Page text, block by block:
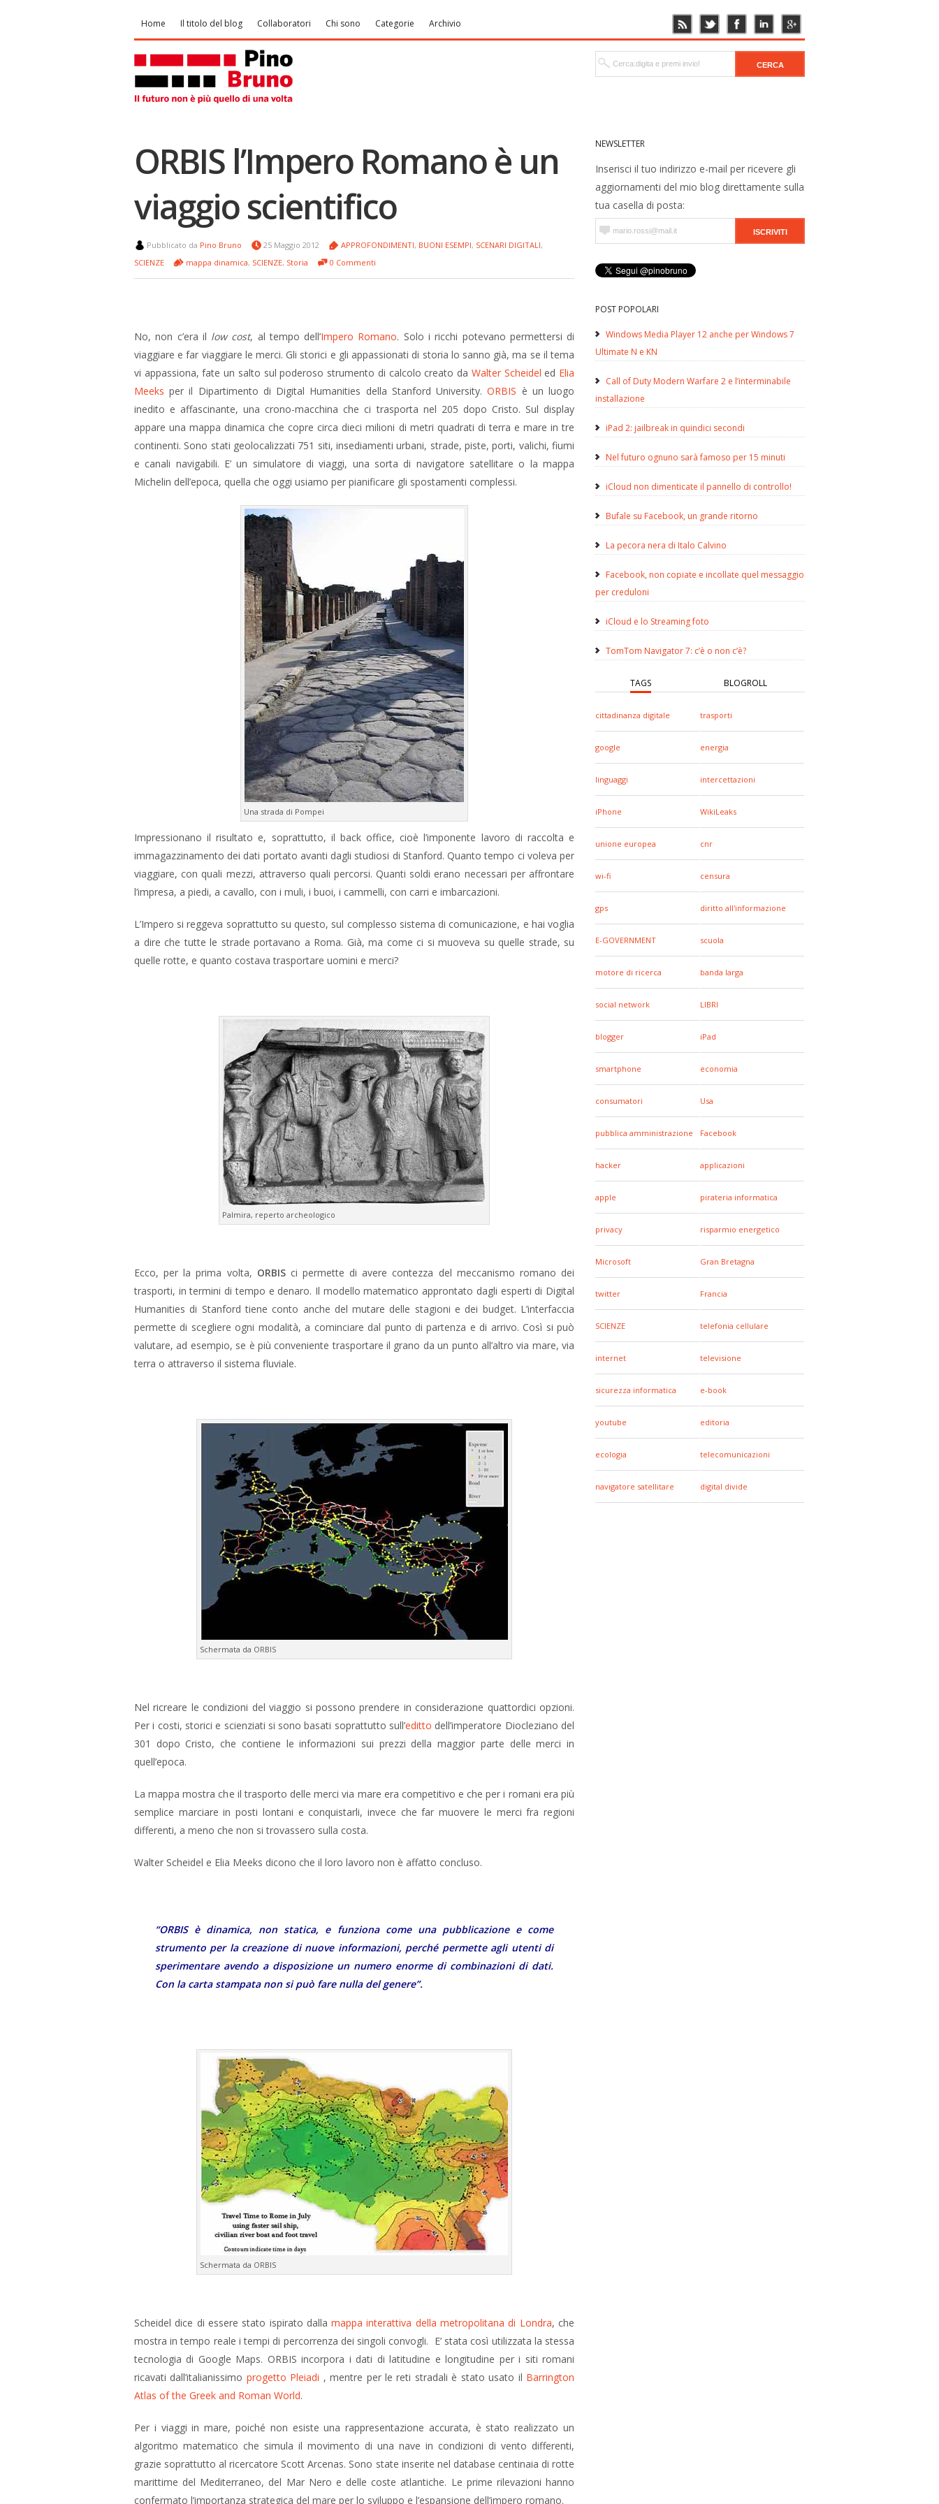
Home Il titolo del blog Collaboratori Chi sono Categorie Archivio
NEWSLETTER
Inserisci il tuo indirizzo e-mail per ricevere gli
aggiornamenti del mio blog direttamente sulla
tua casella di posta:
POST POPOLARI
Windows Media Player 12 anche per Windows 7
Ultimate N e KN
Call of Duty Modern Warfare 2 e l’interminabile
installazione
iPad 2: jailbreak in quindici secondi
Nel futuro ognuno sarà famoso per 15 minuti
iCloud non dimenticate il pannello di controllo!
Bufale su Facebook, un grande ritorno
La pecora nera di Italo Calvino
Facebook, non copiate e incollate quel messaggio
per creduloni
iCloud e lo Streaming foto
TomTom Navigator 7: c’è o non c’è?
TAGS BLOGROLL
cittadinanza digitale trasporti
google energia
linguaggi intercettazioni
iPhone WikiLeaks
unione europea cnr
wi-fi censura
gps diritto all'informazione
E-GOVERNMENT scuola
motore di ricerca banda larga
social network LIBRI
blogger iPad
smartphone economia
consumatori Usa
pubblica amministrazione Facebook
hacker applicazioni
apple pirateria informatica
privacy risparmio energetico
Microsoft Gran Bretagna
twitter Francia
SCIENZE telefonia cellulare
internet televisione
sicurezza informatica e-book
youtube editoria
ecologia telecomunicazioni
navigatore satellitare digital divide
ORBIS l’Impero Romano è un
viaggio scientifico
Pubblicato da Pino Bruno 25 Maggio 2012 APPROFONDIMENTI, BUONI ESEMPI, SCENARI DIGITALI,
SCIENZE
mappa dinamica, SCIENZE, Storia 0 Commenti
No, non c’era il low cost, al tempo dell’Impero Romano. Solo i ricchi potevano permettersi di
viaggiare e far viaggiare le merci. Gli storici e gli appassionati di storia lo sanno già, ma se il tema
vi appassiona, fate un salto sul poderoso strumento di calcolo creato da Walter Scheidel ed Elia
Meeks per il Dipartimento di Digital Humanities della Stanford University.ORBIS è un luogo
inedito e affascinante, una crono-macchina che ci trasporta nel 205 dopo Cristo. Sul display
appare una mappa dinamica che copre circa dieci milioni di metri quadrati di terra e mare in tre
continenti. Sono stati geolocalizzati 751 siti, insediamenti urbani, strade, piste, porti, valichi, fiumi
e canali navigabili. E’ un simulatore di viaggi, una sorta di navigatore satellitare o la mappa
Michelin dell’epoca, quella che oggi usiamo per pianificare gli spostamenti complessi.
Una strada di Pompei
Impressionano il risultato e, soprattutto, il back office, cioè l’imponente lavoro di raccolta e
immagazzinamento dei dati portato avanti dagli studiosi di Stanford. Quanto tempo ci voleva per
viaggiare, con quali mezzi, attraverso quali percorsi. Quanti soldi erano necessari per affrontare
l’impresa, a piedi, a cavallo, con i muli, i buoi, i cammelli, con carri e imbarcazioni.
L’Impero si reggeva soprattutto su questo, sul complesso sistema di comunicazione, e hai voglia
a dire che tutte le strade portavano a Roma. Già, ma come ci si muoveva su quelle strade, su
quelle rotte, e quanto costava trasportare uomini e merci?
Palmira, reperto archeologico
Ecco, per la prima volta, ORBISci permette di avere contezza del meccanismo romano dei
trasporti, in termini di tempo e denaro. Il modello matematico approntato dagli esperti di Digital
Humanities di Stanford tiene conto anche del mutare delle stagioni e dei budget. L’interfaccia
permette di scegliere ogni modalità, a cominciare dal punto di partenza e di arrivo. Così si può
valutare, ad esempio, se è più conveniente trasportare il grano da un punto all’altro via mare, via
terra o attraverso il sistema fluviale.
Schermata da ORBIS
Nel ricreare le condizioni del viaggio si possono prendere in considerazione quattordici opzioni.
Per i costi, storici e scienziati si sono basati soprattutto sull’editto dell’imperatore Diocleziano del
301 dopo Cristo, che contiene le informazioni sui prezzi della maggior parte delle merci in
quell’epoca.
La mappa mostra che il trasporto delle merci via mare era competitivo e che per i romani era più
semplice marciare in posti lontani e conquistarli, invece che far muovere le merci fra regioni
differenti, a meno che non si trovassero sulla costa.
Walter Scheidel e Elia Meeks dicono che il loro lavoro non è affatto concluso.
“ORBIS è dinamica, non statica, e funziona come una pubblicazione e come
strumento per la creazione di nuove informazioni, perché permette agli utenti di
sperimentare avendo a disposizione un numero enorme di combinazioni di dati.
Con la carta stampata non si può fare nulla del genere”.
Schermata da ORBIS
Scheidel dice di essere stato ispirato dallamappa interattiva della metropolitana di Londra, che
mostra in tempo reale i tempi di percorrenza dei singoli convogli. E’ stata così utilizzata la stessa
tecnologia di Google Maps. ORBIS incorpora i dati di latitudine e longitudine per i siti romani
ricavati dall’italianissimo progetto Pleiadi , mentre per le reti stradali è stato usato il Barrington
Atlas of the Greek and Roman World.
Per i viaggi in mare, poiché non esiste una rappresentazione accurata, è stato realizzato un
algoritmo matematico che simula il movimento di una nave in condizioni di vento differenti,
grazie soprattutto al ricercatore Scott Arcenas. Sono state inserite nel database centinaia di rotte
marittime del Mediterraneo, del Mar Nero e delle coste atlantiche. Le prime rilevazioni hanno
confermato l’importanza strategica del mare per lo sviluppo e l’espansione dell’impero romano.